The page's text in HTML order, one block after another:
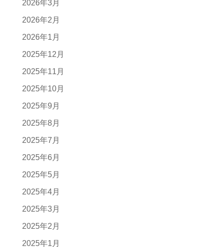
2026年3月
2026年2月
2026年1月
2025年12月
2025年11月
2025年10月
2025年9月
2025年8月
2025年7月
2025年6月
2025年5月
2025年4月
2025年3月
2025年2月
2025年1月